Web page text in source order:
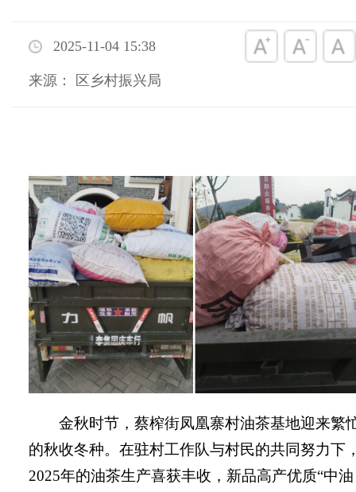
2025-11-04 15:38
来源： 区乡村振兴局
金秋时节， 蔡榨街凤凰寨村油茶基地迎来繁
的秋收冬种。在驻村工作队与村民的共同努力下
2025年的油茶生产喜获丰收，新品高产优质“中油